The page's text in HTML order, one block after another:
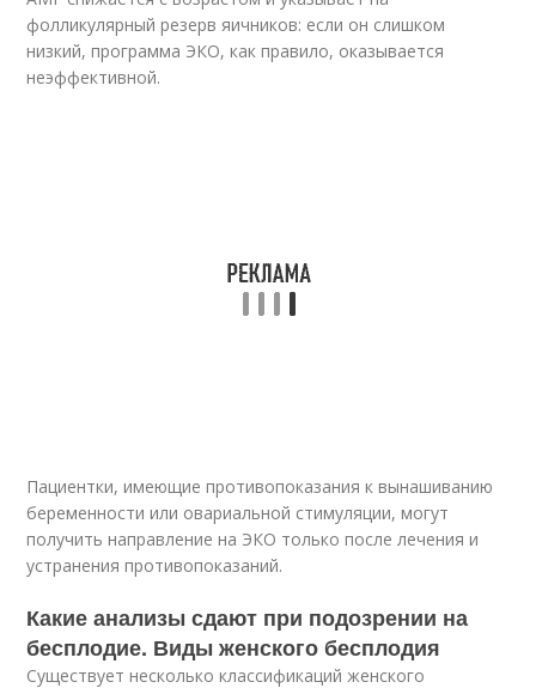
фолликулярный резерв яичников: если он слишком
низкий, программа ЭКО, как правило, оказывается
неэффективной.
Пациентки, имеющие противопоказания к вынашиванию
беременности или овариальной стимуляции, могут
получить направление на ЭКО только после лечения и
устранения противопоказаний.
Какие анализы сдают при подозрении на
бесплодие. Виды женского бесплодия
Существует несколько классификаций женского